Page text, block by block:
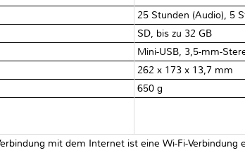
25 Stunden (Audio), 5
SD, bis zu 32 GB
Mini-USB, 3,5-mm-
262 x 173 x 13,7 mm
650 g
mit dem Internet ist eine Wi-Fi-